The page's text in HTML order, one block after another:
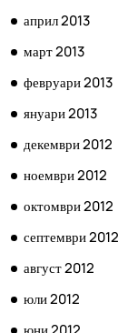
април 2013
март 2013
февруари 2013
януари 2013
декември 2012
ноември 2012
октомври 2012
септември 2012
август 2012
юли 2012